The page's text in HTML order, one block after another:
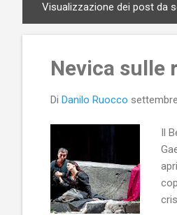
o
Visualizzazione dei post da
Nevica sulle
Di Danilo Ruocco
Il